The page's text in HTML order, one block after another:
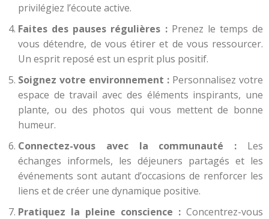
privilégiez l’écoute active.
Faites des pauses régulières :Prenez le temps de
vous détendre, de vous étirer et de vous ressourcer.
Un esprit reposé est un esprit plus positif.
Soignez votre environnement : Personnalisez votre
espace de travail avec des éléments inspirants, une
plante, ou des photos qui vous mettent de bonne
humeur.
Connectez-vous avec la communauté : Les
échanges informels, les déjeuners partagés et les
événements sont autant d’occasions de renforcer les
liens et de créer une dynamique positive.
Pratiquez la pleine conscience : Concentrez-vous